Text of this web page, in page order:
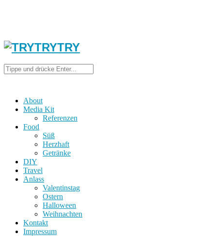
About
Media Kit
Referenzen
Food
Süß
Herzhaft
Getränke
DIY
Travel
Anlass
Valentinstag
Ostern
Halloween
Weihnachten
Kontakt
Impressum